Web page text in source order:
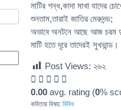
মাটির গন্ধ,কাদা মাখা যাদের
শুনতাম,তারাই জাতির মেরুদন্ড;
অভাবে অনটনে আছে আজ চরম
মাটি হতে দূরে তাদেরই সুখভান্ড।
Post Views: ২৬২
0.00 avg. rating (0%
কবিতার বিষয়: বিবিধ